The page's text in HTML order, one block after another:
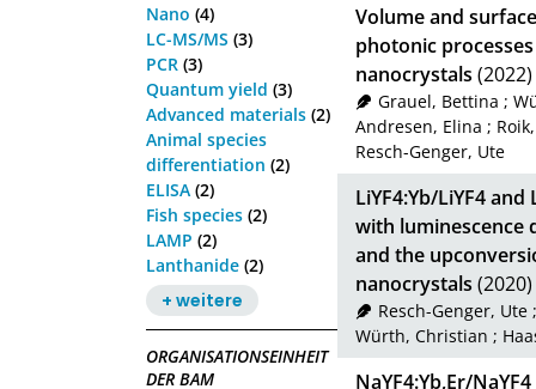
Nano (4)
LC-MS/MS (3)
PCR (3)
Quantum yield (3)
Advanced materials (2)
Animal species
differentiation (2)
ELISA (2)
Fish species (2)
LAMP (2)
Lanthanide (2)
+ weitere
ORGANISATIONSEINHEIT
DER BAM
Volume and
photonic
nanocrystals (2022)
Grauel, Bettina ;
Andresen, Elina ;
Resch-Genger, Ute
LiYF4:Yb/LiYF4
with luminescence
and the
nanocrystals (2020)
Resch-Genger, Ute
Würth, Christian ;
NaYF4:Yb,Er/